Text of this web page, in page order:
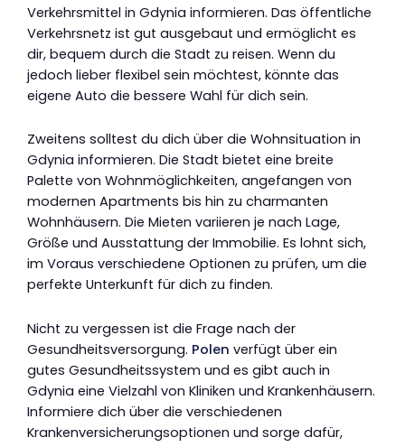
Verkehrsmittel in Gdynia informieren. Das öffentliche
Verkehrsnetz ist gut ausgebaut und ermöglicht es
dir, bequem durch die Stadt zu reisen. Wenn du
jedoch lieber flexibel sein möchtest, könnte das
eigene Auto die bessere Wahl für dich sein.
Zweitens solltest du dich über die Wohnsituation in
Gdynia informieren. Die Stadt bietet eine breite
Palette von Wohnmöglichkeiten, angefangen von
modernen Apartments bis hin zu charmanten
Wohnhäusern. Die Mieten variieren je nach Lage,
Größe und Ausstattung der Immobilie. Es lohnt sich,
im Voraus verschiedene Optionen zu prüfen, um die
perfekte Unterkunft für dich zu finden.
Nicht zu vergessen ist die Frage nach der
Gesundheitsversorgung. Polen verfügt über ein
gutes Gesundheitssystem und es gibt auch in
Gdynia eine Vielzahl von Kliniken und Krankenhäusern.
Informiere dich über die verschiedenen
Krankenversicherungsoptionen und sorge dafür,